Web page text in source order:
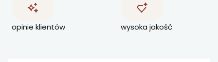
opinie klientów wysoka jakość